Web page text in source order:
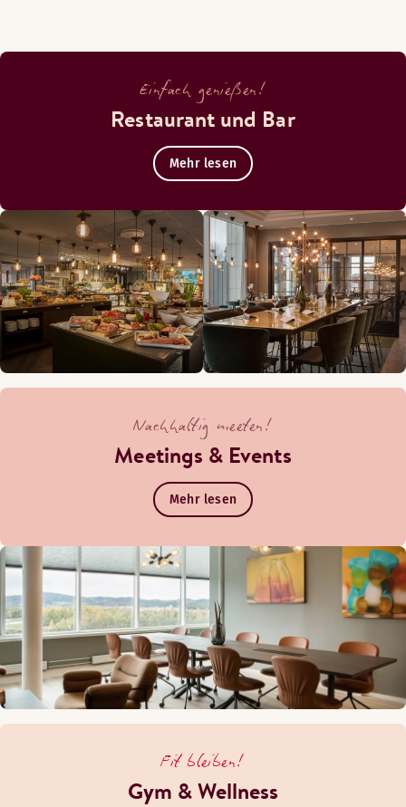
Einfach genießen!
Restaurant und Bar
Mehr lesen
Nachhaltig meeten!
Meetings & Events
Mehr lesen
Fit bleiben!
Gym & Wellness